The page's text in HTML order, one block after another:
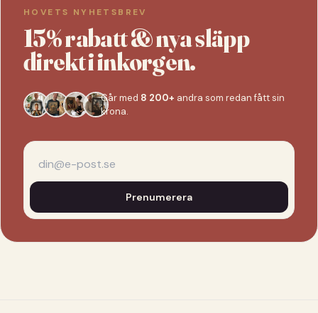
HOVETS NYHETSBREV
15% rabatt & nya släpp
direkt i inkorgen.
Går med 8 200+ andra som redan fått sin
krona.
Prenumerera